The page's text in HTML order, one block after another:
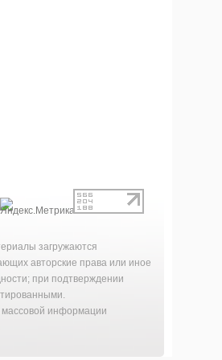
загружаются
авторские права или иное
при подтверждении
массовой информации